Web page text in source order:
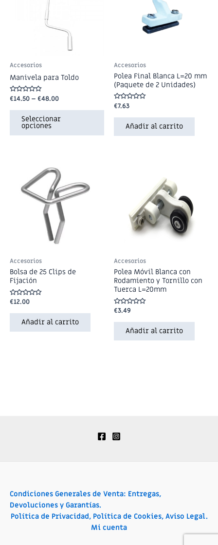
Accesorios
Manivela para Toldo
Valorado
en
0
€14.50 – €48.00
Seleccionar
opciones
Accesorios
Polea Final Blanca L=20 mm
(Paquete de 2 Unidades)
Valorado
en
0
€7.63
Añadir al carrito
Accesorios
Bolsa de 25 Clips de
Fijación
Valorado
0
€12.00
Añadir al carrito
Accesorios
Polea Móvil Blanca con
Rodamiento y Tornillo con
Tuerca L=20mm
Valorado
0
€3.49
Añadir al carrito
Condiciones Generales de Venta: Entregas,
Devoluciones y Garantías.
Política de Privacidad, Política de Cookies, Aviso Legal.
Mi cuenta